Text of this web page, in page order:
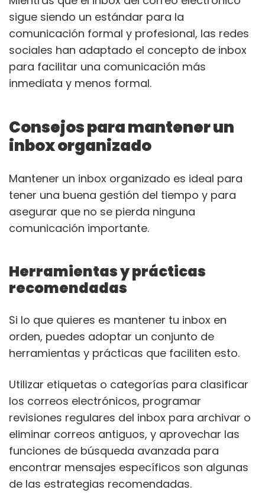
sigue siendo un estándar para la
comunicación formal y profesional, las redes
sociales han adaptado el concepto de inbox
para facilitar una comunicación más
inmediata y menos formal.
Consejos para mantener un
inbox organizado
Mantener un inbox organizado es ideal para
tener una buena gestión del tiempo y para
asegurar que no se pierda ninguna
comunicación importante.
Herramientas y prácticas
recomendadas
Si lo que quieres es mantener tu inbox en
orden, puedes adoptar un conjunto de
herramientas y prácticas que faciliten esto.
Utilizar etiquetas o categorías para clasificar
los correos electrónicos, programar
revisiones regulares del inbox para archivar o
eliminar correos antiguos, y aprovechar las
funciones de búsqueda avanzada para
encontrar mensajes específicos son algunas
de las estrategias recomendadas.